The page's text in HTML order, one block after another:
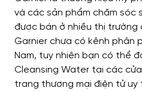
và các sản phẩm chăm sóc
được bán ở nhiều thị trường
Garnier chưa có kênh phân
Nam, tuy nhiên bạn có thể
Cleansing Water tại các
trang thương mại điện tử uy